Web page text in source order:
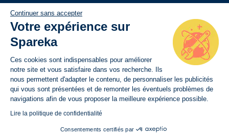
Continuer sans accepter
Votre expérience sur
Spareka
Ces cookies sont indispensables pour améliorer
notre site et vous satisfaire dans vos recherche. Ils
nous permettent d'adapter le contenu, de personnaliser les publicités
qui vous sont présentées et de remonter les éventuels problèmes de
navigations afin de vous proposer la meilleure expérience possible.
Lire la politique de confidentialité
Consentements certifiés par
Technicien expert ?
Rejoignez-nous
Produits du mois
NOS ENGAGEMENTS
14 jours pour retourner son produit
Livraison rapide avec suivi de commande
Paiement sécurisé